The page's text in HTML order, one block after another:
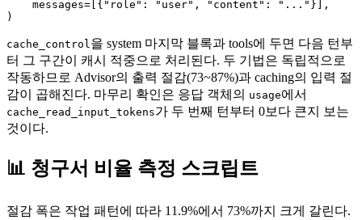
    messages=[{"role": "user", "content": "..."}],
cache_control 을 system 마지막 블록과 tools에 두면 다음 턴부
터 그 구간이 캐시 적중으로 처리된다. 두 기법은 독립적으로
작동하므로 Advisor의 출력 절감(73~87%)과 caching의 입력 절
감이 곱해진다. 마무리 확인은 응답 객체의 usage에서
cache_read_input_tokens가 두 번째 턴부터 0보다 큰지 보는
것이다.
📊 청구서 비율 측정 스크립트
절감 폭은 작업 패턴에 따라 11.9%에서 73%까지 크게 갈린다.